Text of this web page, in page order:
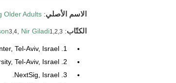
الاسم الأصلي:
Older Adults
الكتّاب:
3,4 Nir Giladi1,2,3
1. Department of Neurology, Tel-Aviv Sourasky Medical Center, Tel-Aviv, Israel.
2. Sackler School of Medicine, Tel-Aviv University, Tel-Aviv, Israel.
3. NextSig, Israel.